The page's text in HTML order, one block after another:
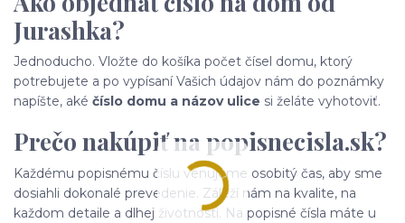
Jurashka?
Jednoducho. Vložte do košíka počet čísel domu, ktorý
potrebujete a po vypísaní Vašich údajov nám do poznámky
napíšte, aké číslo domu a názov ulice si želáte vyhotoviť.
Prečo nakúpiť na popisnecisla.sk?
Každému popisnému číslu venujeme osobitý čas, aby sme
dosiahli dokonalé prevedenie. Záleží nám na kvalite, na
každom detaile a dlhej životnosti. Na popisné čísla máte u